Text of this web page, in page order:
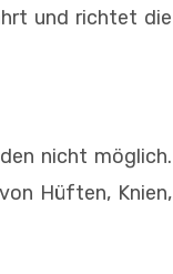
und richtet die
nicht möglich.
Hüften, Knien,